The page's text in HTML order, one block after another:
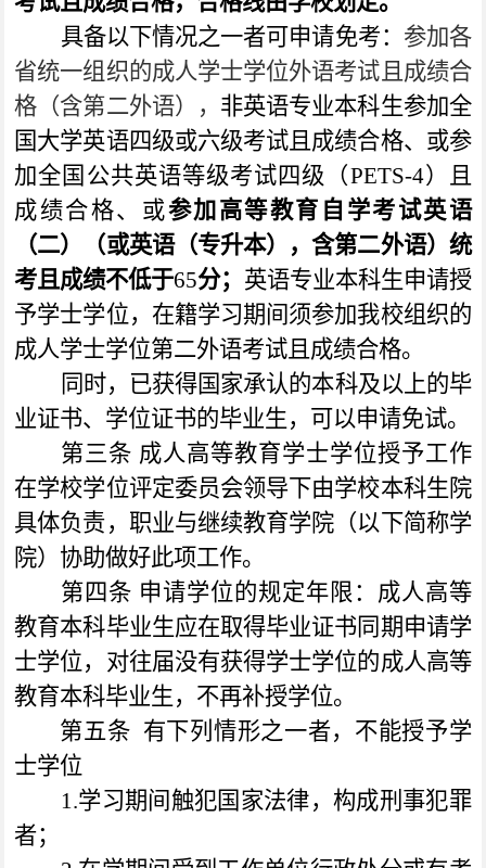
具备以下情况之一者可申请免考： 参加各
省统一组织的成人学士学位外语考试且成绩合
格（含第二外语）
， 非英语专业本科生参加全
国大学英语四级或六级考试且成绩合格、或参
加全国公共英语等级考试四级（PETS-4）且
成绩合格、或参加高等教育自学考试英语
（二）（或英语（专升本），含第二外语）统
考且成绩不低于65分； 英语专业本科生申请授
予学士学位，在籍学习期间须参加我校组织的
成人学士学位第二外语考试 且成绩合格。
同时，已获得国家承认的本科及以上的毕
业证书、学位证书的毕业生，可以申请免试。
第三条 成人高等教育学士学位授予工作
在学校学位评定委员会领导下由学校本科生院
具体负责，职业与继续教育学院（以下简称学
院）协助做好此项工作。
第四条 申请学位的规定年限：成人高等
教育本科毕业生应在取得毕业证书同期申请学
士学位，对往届没有获得学士学位的成人高等
教育本科毕业生，不再补授学位。
第五条 有下列情形之一者，不能授予学
士学位
1.学习期间触犯国家法律，构成刑事犯罪
者；